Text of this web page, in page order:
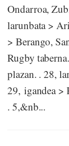
Ondarroa,
larunbata >
> Berango,
Rugby
plazan. . 28,
29, igandea
. 5,&nb...